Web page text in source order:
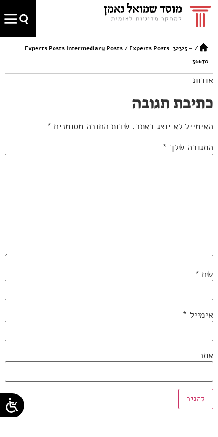
/
Experts Posts Intermediary Posts/ Experts Posts: 32325 –
36670
אודות
כתיבת תגובה
האימייל לא יוצג באתר. שדות החובה מסומנים *
התגובה שלך *
שם *
אימייל *
אתר